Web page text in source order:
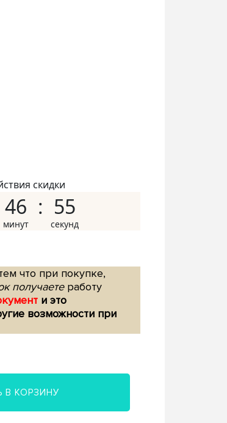
скидки
46 54
что при покупке,
получаетеработу
и это
возможности при
В КОРЗИНУ